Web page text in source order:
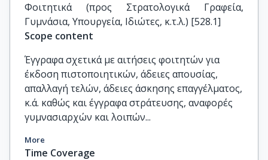
Φοιτητικά (προς Στρατολογικά Γραφεία,
Γυμνάσια, Υπουργεία, Ιδιώτες, κ.τ.λ.) [528.1]
Scope content
Έγγραφα σχετικά με αιτήσεις φοιτητών για
έκδοση πιστοποιητικών, άδειες απουσίας,
απαλλαγή τελών, άδειες άσκησης επαγγέλματος,
κ.ά. καθώς και έγγραφα στράτευσης, αναφορές
γυμνασιαρχών και λοιπών...
More
Time Coverage